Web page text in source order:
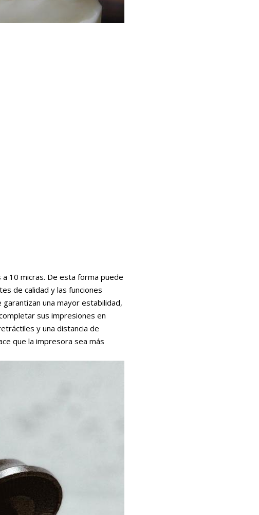
10 micras. De esta forma puede
de calidad y las funciones
una mayor estabilidad,
sus impresiones en
y una distancia de
que la impresora sea más